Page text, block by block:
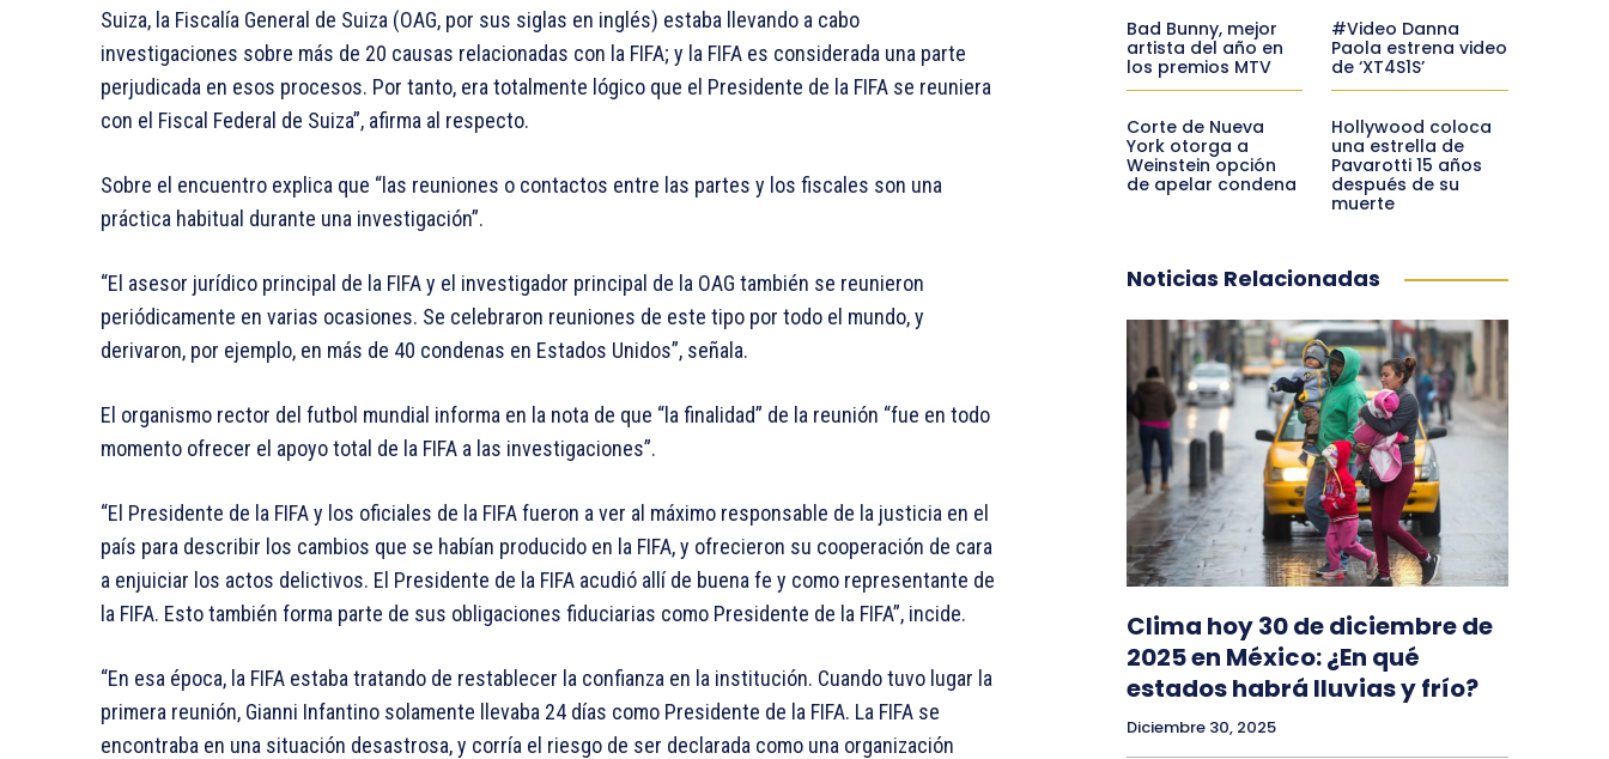
Suiza, la Fiscalía General de Suiza (OAG, por sus siglas en inglés) estaba llevando a cabo
investigaciones sobre más de 20 causas relacionadas con la FIFA; y la FIFA es considerada una parte
perjudicada en esos procesos. Por tanto, era totalmente lógico que el Presidente de la FIFA se reuniera
con el Fiscal Federal de Suiza”, afirma al respecto.
Sobre el encuentro explica que “las reuniones o contactos entre las partes y los fiscales son una
práctica habitual durante una investigación”.
“El asesor jurídico principal de la FIFA y el investigador principal de la OAG también se reunieron
periódicamente en varias ocasiones. Se celebraron reuniones de este tipo por todo el mundo, y
derivaron, por ejemplo, en más de 40 condenas en Estados Unidos”, señala.
El organismo rector del futbol mundial informa en la nota de que “la finalidad” de la reunión “fue en todo
momento ofrecer el apoyo total de la FIFA a las investigaciones”.
“El Presidente de la FIFA y los oficiales de la FIFA fueron a ver al máximo responsable de la justicia en el
país para describir los cambios que se habían producido en la FIFA, y ofrecieron su cooperación de cara
a enjuiciar los actos delictivos. El Presidente de la FIFA acudió allí de buena fe y como representante de
la FIFA. Esto también forma parte de sus obligaciones fiduciarias como Presidente de la FIFA”, incide.
“En esa época, la FIFA estaba tratando de restablecer la confianza en la institución. Cuando tuvo lugar la
primera reunión, Gianni Infantino solamente llevaba 24 días como Presidente de la FIFA. La FIFA se
encontraba en una situación desastrosa, y corría el riesgo de ser declarada como una organización
Bad Bunny, mejor
artista del año en
los premios MTV
#Video Danna
Paola estrena video
de ‘XT4S1S’
Corte de Nueva
York otorga a
Weinstein opción
de apelar condena
Hollywood coloca
una estrella de
Pavarotti 15 años
después de su
muerte
Noticias Relacionadas
Clima hoy 30 de diciembre de
2025 en México: ¿En qué
estados habrá lluvias y frío?
Diciembre 30, 2025